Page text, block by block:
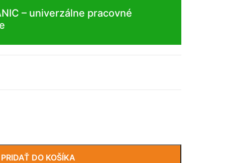
– univerzálne pracovné
PRIDAŤ DO KOŠÍKA